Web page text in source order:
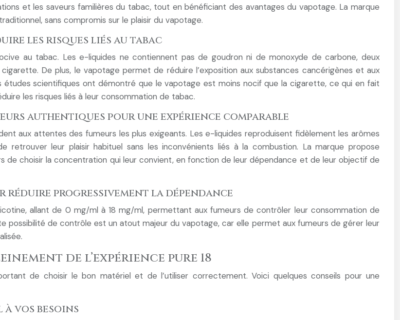
et les saveurs familières du tabac, tout en bénéficiant des avantages du vapotage. La marque
sans compromis sur le plaisir du vapotage.
les risques liés au tabac
au tabac. Les e-liquides ne contiennent pas de goudron ni de monoxyde de carbone, deux
De plus, le vapotage permet de réduire l’exposition aux substances cancérigènes et aux
études scientifiques ont démontré que le vapotage est moins nocif que la cigarette, ce qui en fait
les risques liés à leur consommation de tabac.
authentiques pour une expérience comparable
aux attentes des fumeurs les plus exigeants. Les e-liquides reproduisent fidèlement les arômes
leur plaisir habituel sans les inconvénients liés à la combustion. La marque propose
choisir la concentration qui leur convient, en fonction de leur dépendance et de leur objectif de
progressivement la dépendance
allant de 0 mg/ml à 18 mg/ml, permettant aux fumeurs de contrôler leur consommation de
de contrôle est un atout majeur du vapotage, car elle permet aux fumeurs de gérer leur
de l’expérience pure 18
de choisir le bon matériel et de l’utiliser correctement. Voici quelques conseils pour une
vos besoins